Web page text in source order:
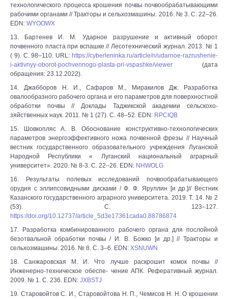
технологического процесса крошения почвы почвообрабатывающими
рабочими органами // Тракторы и сельхозмашины. 2016. № 3. С. 22‒26.
EDN: WYOOWX
13. Бартенев И. М. Ударное разрушение и активный оборот
почвенного пласта при вспашке // Лесотехнический журнал. 2013. № 1
( 9). С. 98‒110. URL: https://cyberleninka.ru/article/n/udarnoe-razrushenie-
i-aktivnyy-oborot-pochvennogo-plasta-pri-vspashke/viewer (дата
обращения: 23.12.2022).
14. Джабборов Н. И., Сафаров М., Миракилов Дж. Разработка
овалообразного рабочего органа и его параметров для поверхностной
обработки почвы // Доклады Таджикской академии сельскохо-
зяйственных наук. 2011. № 1 (27). С. 48‒52. EDN: RPCIQB
15. Шовкопляс А. В. Обоснование конструктивно-технологических
параметров энергоэффективного ножа почвенной фрезы // Научный
вестник государственного образовательного учреждения Луганской
Народной Республики « Луганский национальный аграрный
университет». 2020. № 8-3. С. 22‒26. EDN: NHWOLG
16. Результаты полевых исследований почвообрабатывающего
орудия с эллипсовидными дисками / Ф. Ф. Яруллин [и др.]// Вестник
Казанского государственного аграрного университета. 2019. Т. 14. № 2
(53). С. 123‒127.
https://doi.org/10.12737/article_5d3e17361cada0.88786874
17. Разработка комбинированного рабочего органа для послойной
безотвальной обработки почвы / И. В. Божко [и др.] // Тракторы и
сельхозмашины. 2016. № 8. С. 3‒6. EDN: XSNUWN
18. Санжаровская М. И. Что лучше раскрошит комок почвы //
Инженерно-техническое обеспе- чение АПК. Реферативный журнал.
2009. № 1. С. 236. EDN: JXBSTJ
19. Старовойтов С. И., Старовойтова Н. П., Чемисов Н. Н. О крошении